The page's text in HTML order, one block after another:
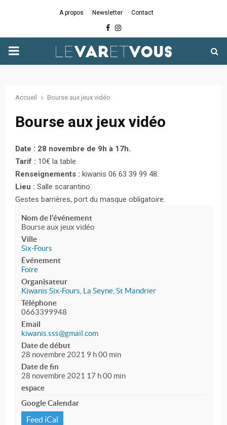
A propos Newsletter Contact
Facebook
Instagram
PRIMARY
Accueil Bourse aux jeux vidéo
Bourse aux jeux vidéo
Date : 28 novembre de 9h à 17h.
Tarif : 10€ la table.
Renseignements : kiwanis 06 63 39 99 48.
Lieu : Salle scarantino.
Gestes barrières, port du masque obligatoire.
Nom de l'événement
Bourse aux jeux vidéo
Ville
Six-Fours
Événement
Foire
Organisateur
Kiwanis Six-Fours, La Seyne, St Mandrier
Téléphone
0663399948
Email
kiwanis.sss@gmail.com
Date de début
28 novembre 2021 9 h 00 min
Date de fin
28 novembre 2021 17 h 00 min
espace
Google Calendar
Feed iCal